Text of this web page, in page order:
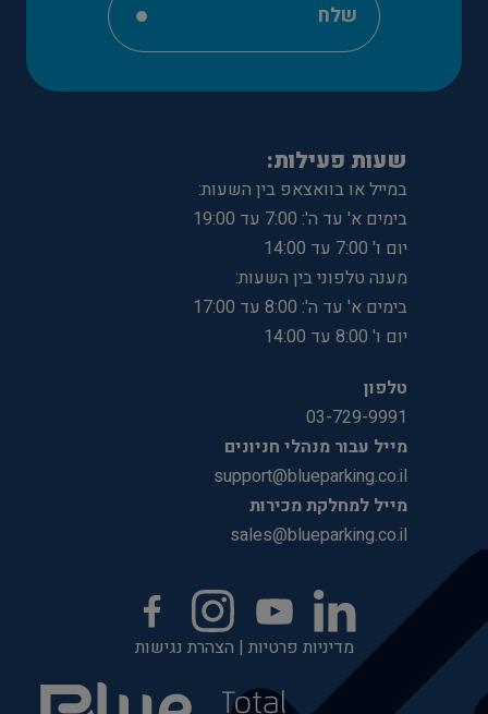
שלח
מדיניות פרטיות | הצהרת נגישות
שעות פעילות:
במייל או בוואצאפ בין השעות:
בימים א' עד ה': 7:00 עד 19:00
יום ו' 7:00 עד 14:00
מענה טלפוני בין השעות:
בימים א' עד ה': 8:00 עד 17:00
יום ו' 8:00 עד 14:00
טלפון
03-729-9991
מייל עבור מנהלי חניונים
support@blueparking.co.il
מייל למחלקת מכירות
sales@blueparking.co.il